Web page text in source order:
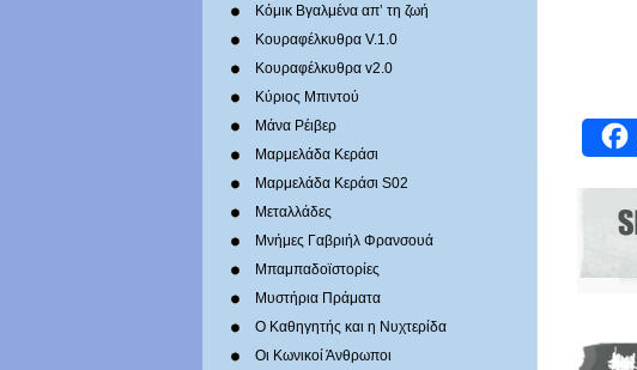
Κόμικ Βγαλμένα απ’ τη ζωή
Κουραφέλκυθρα V.1.0
Κουραφέλκυθρα v2.0
Κύριος Μπιντού
Μάνα Ρέιβερ
Μαρμελάδα Κεράσι
Μαρμελάδα Κεράσι S02
Μεταλλάδες
Mνήμες Γαβριήλ Φρανσουά
Μπαμπαδοϊστορίες
Μυστήρια Πράματα
Ο Καθηγητής και η Νυχτερίδα
Οι Κωνικοί Άνθρωποι